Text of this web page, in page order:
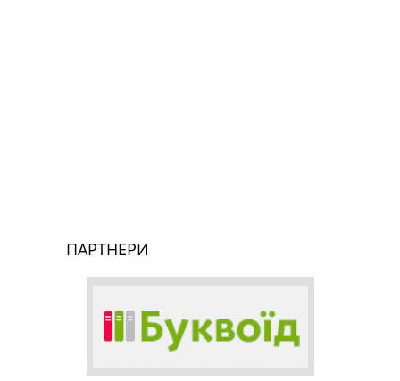
ПАРТНЕРИ